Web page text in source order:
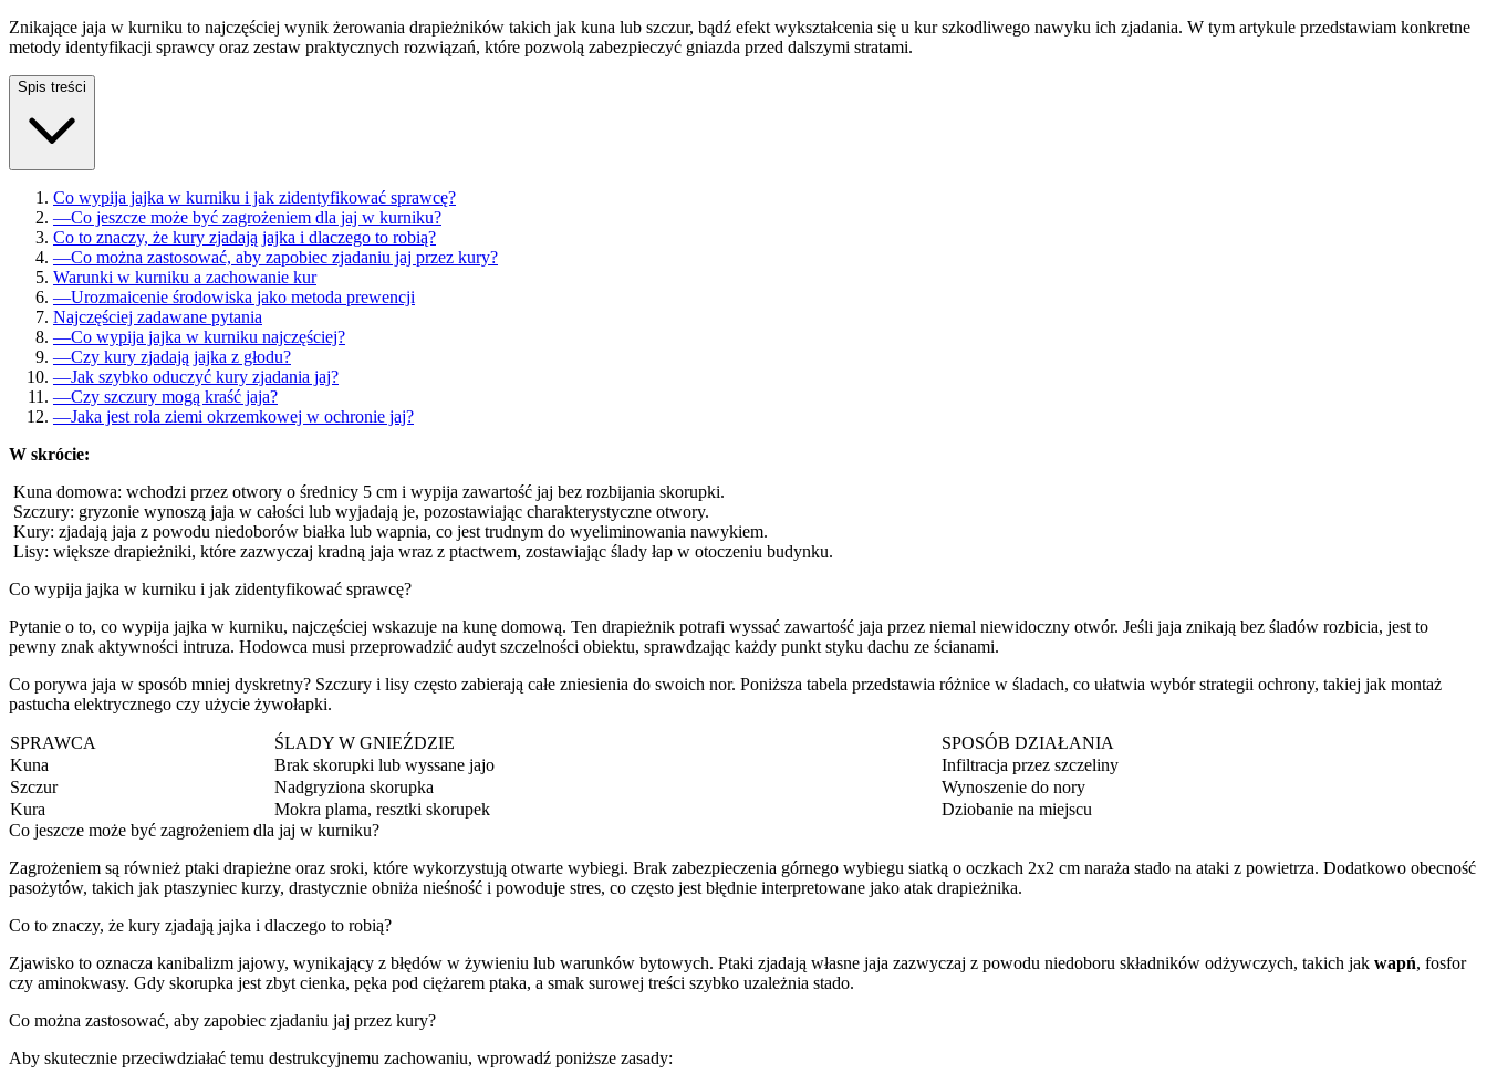
Znikające jaja w kurniku to najczęściej wynik żerowania drapieżników takich jak kuna lub szczur, bądź efekt wykształcenia się u kur szkodliwego nawyku ich zjadania. W tym artykule przedstawiam konkretne
metody identyfikacji sprawcy oraz zestaw praktycznych rozwiązań, które pozwolą zabezpieczyć gniazda przed dalszymi stratami.
Spis treści
Co wypija jajka w kurniku i jak zidentyfikować sprawcę?
—Co jeszcze może być zagrożeniem dla jaj w kurniku?
Co to znaczy, że kury zjadają jajka i dlaczego to robią?
—Co można zastosować, aby zapobiec zjadaniu jaj przez kury?
Warunki w kurniku a zachowanie kur
—Urozmaicenie środowiska jako metoda prewencji
Najczęściej zadawane pytania
—Co wypija jajka w kurniku najczęściej?
—Czy kury zjadają jajka z głodu?
—Jak szybko oduczyć kury zjadania jaj?
—Czy szczury mogą kraść jaja?
—Jaka jest rola ziemi okrzemkowej w ochronie jaj?
W skrócie:
Kuna domowa: wchodzi przez otwory o średnicy 5 cm i wypija zawartość jaj bez rozbijania skorupki.
Szczury: gryzonie wynoszą jaja w całości lub wyjadają je, pozostawiając charakterystyczne otwory.
Kury: zjadają jaja z powodu niedoborów białka lub wapnia, co jest trudnym do wyeliminowania nawykiem.
Lisy: większe drapieżniki, które zazwyczaj kradną jaja wraz z ptactwem, zostawiając ślady łap w otoczeniu budynku.
Co wypija jajka w kurniku i jak zidentyfikować sprawcę?
Pytanie o to, co wypija jajka w kurniku, najczęściej wskazuje na kunę domową. Ten drapieżnik potrafi wyssać zawartość jaja przez niemal niewidoczny otwór. Jeśli jaja znikają bez śladów rozbicia, jest to
pewny znak aktywności intruza. Hodowca musi przeprowadzić audyt szczelności obiektu, sprawdzając każdy punkt styku dachu ze ścianami.
Co porywa jaja w sposób mniej dyskretny? Szczury i lisy często zabierają całe zniesienia do swoich nor. Poniższa tabela przedstawia różnice w śladach, co ułatwia wybór strategii ochrony, takiej jak montaż
pastucha elektrycznego czy użycie żywołapki.
SPRAWCA ŚLADY W GNIEŹDZIE
SPOSÓB DZIAŁANIA
Kuna
Brak skorupki lub wyssane jajo
Infiltracja przez szczeliny
Szczur
Nadgryziona skorupka
Wynoszenie do nory
Kura
Mokra plama, resztki skorupek
Dziobanie na miejscu
Co jeszcze może być zagrożeniem dla jaj w kurniku?
Zagrożeniem są również ptaki drapieżne oraz sroki, które wykorzystują otwarte wybiegi. Brak zabezpieczenia górnego wybiegu siatką o oczkach 2x2 cm naraża stado na ataki z powietrza. Dodatkowo obecność
pasożytów, takich jak ptaszyniec kurzy, drastycznie obniża nieśność i powoduje stres, co często jest błędnie interpretowane jako atak drapieżnika.
Co to znaczy, że kury zjadają jajka i dlaczego to robią?
Zjawisko to oznacza kanibalizm jajowy, wynikający z błędów w żywieniu lub warunków bytowych. Ptaki zjadają własne jaja zazwyczaj z powodu niedoboru składników odżywczych, takich jak wapń, fosfor
czy aminokwasy. Gdy skorupka jest zbyt cienka, pęka pod ciężarem ptaka, a smak surowej treści szybko uzależnia stado.
Co można zastosować, aby zapobiec zjadaniu jaj przez kury?
Aby skutecznie przeciwdziałać temu destrukcyjnemu zachowaniu, wprowadź poniższe zasady: